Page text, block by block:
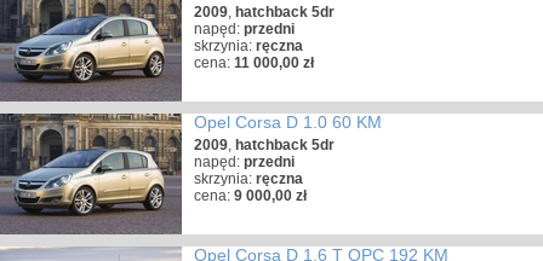
2009, hatchback 5dr
napęd: przedni
skrzynia: ręczna
cena: 11 000,00 zł
Opel Corsa D 1.0 60 KM
2009, hatchback 5dr
napęd: przedni
skrzynia: ręczna
cena: 9 000,00 zł
Opel Corsa D 1.6 T OPC 192 KM